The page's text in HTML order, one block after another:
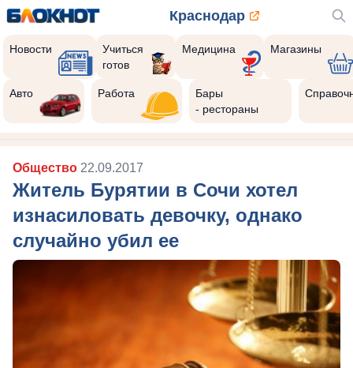
Краснодар
Новости
Учиться
готов
Медицина Магазины
Авто Работа
Бары
- рестораны
Общество 22.09.2017
Житель Бурятии в Сочи хотел
изнасиловать девочку, однако
случайно убил ее